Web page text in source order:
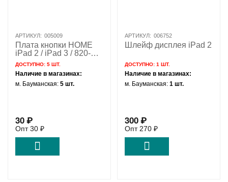
АРТИКУЛ: 005009
Плата кнопки HOME
iPad 2 / iPad 3 / 820-
2943
ДОСТУПНО:5 ШТ.
Наличие в магазинах:
м. Бауманская:5 шт.
30₽
Опт30 ₽
АРТИКУЛ: 006752
Шлейф дисплея iPad 2
ДОСТУПНО:1 ШТ.
Наличие в магазинах:
м. Бауманская:1 шт.
300₽
Опт 270 ₽